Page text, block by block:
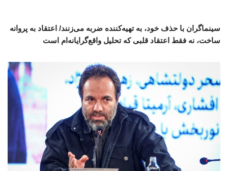
سینماگران با حذف خود، به تهیه‌کننده ضربه می‌زنند/ اعتقاد به پروانه
ساخت، نه فقط اعتقاد قلبی که تحلیل واقع‌گرایانه‌ام است